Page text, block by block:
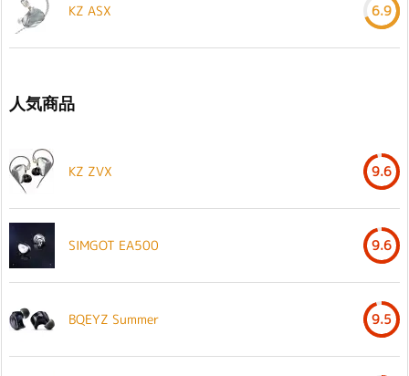
KZ ASX 6.9
人気商品
KZ ZVX 9.6
SIMGOT EA500 9.6
BQEYZ Summer 9.5